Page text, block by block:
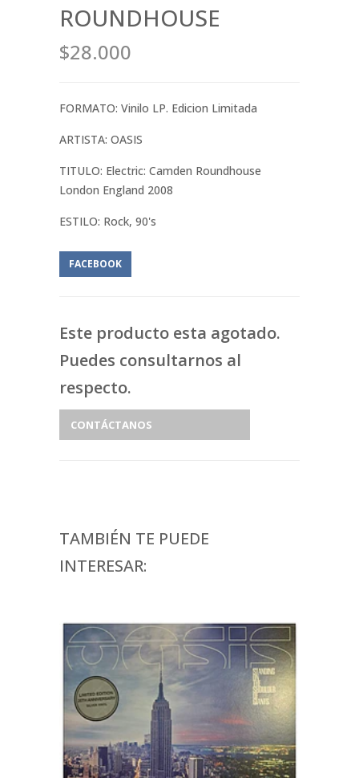
ROUNDHOUSE
$28.000
FORMATO: Vinilo LP. Edicion Limitada
ARTISTA: OASIS
TITULO: Electric: Camden Roundhouse
London England 2008
ESTILO: Rock, 90's
FACEBOOK
Este producto esta agotado.
Puedes consultarnos al
respecto.
CONTÁCTANOS
TAMBIÉN TE PUEDE
INTERESAR: